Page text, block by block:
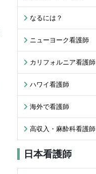
なるには？
ニューヨーク看護師
カリフォルニア看護師
ハワイ看護師
海外で看護師
高収入・麻酔科看護師
日本看護師